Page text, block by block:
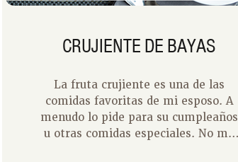
CRUJIENTE DE BAYAS
La fruta crujiente es una de las
comidas favoritas de mi esposo. A
menudo lo pide para su cumpleaños
u otras comidas especiales. No me